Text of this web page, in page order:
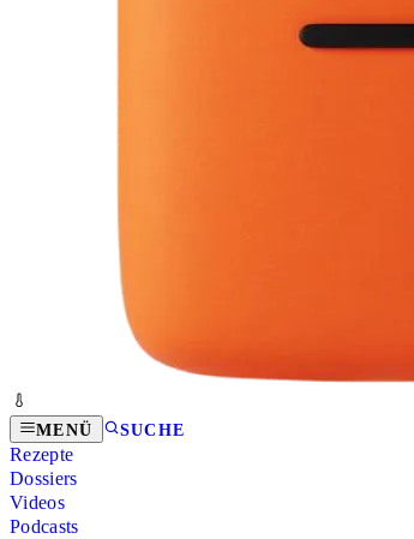
MENÜ SUCHE
Rezepte
Dossiers
Videos
Podcasts